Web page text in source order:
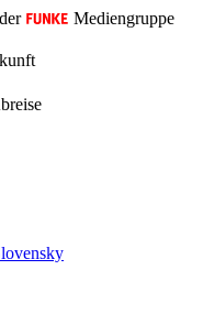
Mediengruppe